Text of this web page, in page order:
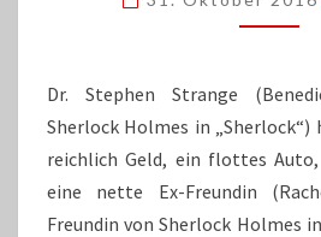
UND
Dr. Stephen Strange
Sherlock Holmes in
reichlich Geld, ein flottes
eine nette Ex-Freundin
Freundin von Sherlock Holmes